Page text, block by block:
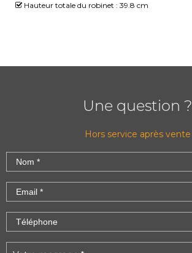
Hauteur totale du robinet : 39.8 cm
Une question ?
Hors service après vente